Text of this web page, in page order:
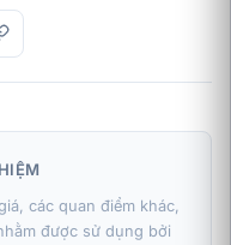
các quan điểm khác,
được sử dụng bởi